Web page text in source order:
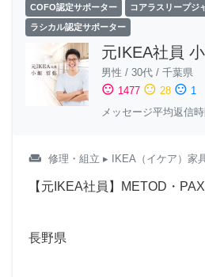
COFO認定サポーター コアラスリープジ
ラシカル認定サポーター
元IKEA社員
男性 / 30代 / 千葉県
sentiment_satisfied 1477 sentiment_neutral 28 sentiment_dissatisfied 1
メッセージ平均返信
weekend 修理・組立 ▸ IKEA（イケア）家
【元IKEA社員】METOD・
長野県